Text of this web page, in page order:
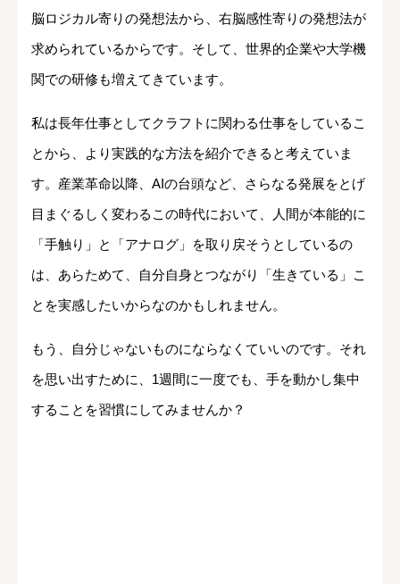
脳ロジカル寄りの発想法から、右脳感性寄りの発想法が
求められているからです。そして、世界的企業や大学機
関での研修も増えてきています。
私は長年仕事としてクラフトに関わる仕事をしているこ
とから、より実践的な方法を紹介できると考えていま
す。産業革命以降、AIの台頭など、さらなる発展をとげ
目まぐるしく変わるこの時代において、人間が本能的に
「手触り」と「アナログ」を取り戻そうとしているの
は、あらためて、自分自身とつながり「生きている」こ
とを実感したいからなのかもしれません。
もう、自分じゃないものにならなくていいのです。それ
を思い出すために、1週間に一度でも、手を動かし集中
することを習慣にしてみませんか？